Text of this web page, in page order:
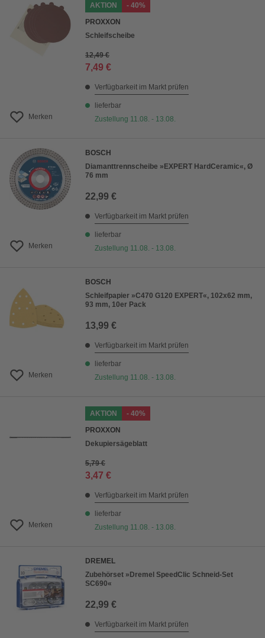
Merken
AKTION
- 40%
PROXXON
Schleifscheibe
12,49 €
7,49 €
Verfügbarkeit im Markt prüfen
lieferbar
Zustellung 11.08. - 13.08.
Merken
BOSCH
Diamanttrennscheibe »EXPERT HardCeramic«, Ø
76 mm
22,99 €
Verfügbarkeit im Markt prüfen
lieferbar
Zustellung 11.08. - 13.08.
Merken
BOSCH
Schleifpapier »C470 G120 EXPERT«, 102x62 mm,
93 mm, 10er Pack
13,99 €
Verfügbarkeit im Markt prüfen
lieferbar
Zustellung 11.08. - 13.08.
Merken
AKTION
- 40%
PROXXON
Dekupiersägeblatt
5,79 €
3,47 €
Verfügbarkeit im Markt prüfen
lieferbar
Zustellung 11.08. - 13.08.
DREMEL
Zubehörset »Dremel SpeedClic Schneid-Set
SC690«
22,99 €
Verfügbarkeit im Markt prüfen